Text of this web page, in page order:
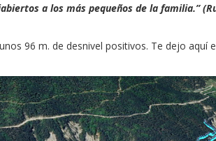
a los más pequeños de la familia.”
96 m. de desnivel positivos. Te dejo aquí
Pinterest LinkedIn